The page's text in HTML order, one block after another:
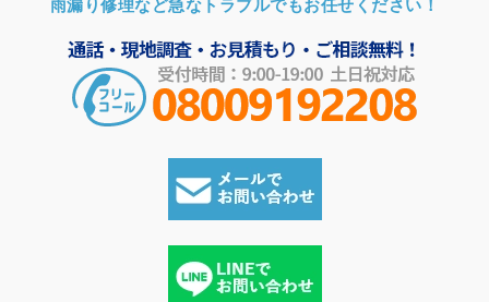
雨漏り修理など急なトラブルでもお任せください！